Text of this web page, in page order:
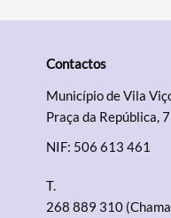
Contactos
Município de Vila
Praça da República,
NIF: 506 613 461
T.
268 889 310